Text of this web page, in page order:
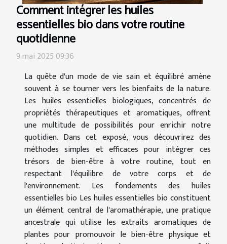
Comment intégrer les huiles
essentielles bio dans votre routine
quotidienne
9 mai 2025 09:36
La quête d'un mode de vie sain et équilibré amène
souvent à se tourner vers les bienfaits de la nature.
Les huiles essentielles biologiques, concentrés de
propriétés thérapeutiques et aromatiques, offrent
une multitude de possibilités pour enrichir notre
quotidien. Dans cet exposé, vous découvrirez des
méthodes simples et efficaces pour intégrer ces
trésors de bien-être à votre routine, tout en
respectant l'équilibre de votre corps et de
l'environnement. Les fondements des huiles
essentielles bio Les huiles essentielles bio constituent
un élément central de l'aromathérapie, une pratique
ancestrale qui utilise les extraits aromatiques de
plantes pour promouvoir le bien-être physique et